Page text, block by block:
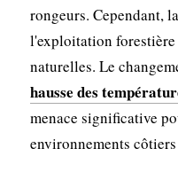
rongeurs. Cependant, la
l'exploitation forestière
naturelles. Le
hausse des
menace significative
environnements